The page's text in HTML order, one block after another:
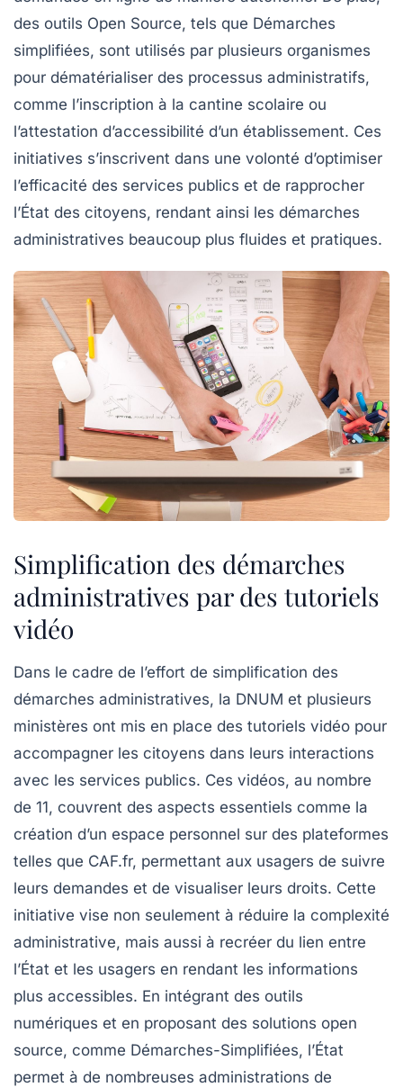
des outils Open Source, tels que Démarches
simplifiées, sont utilisés par plusieurs organismes
pour dématérialiser des processus administratifs,
comme l’inscription à la cantine scolaire ou
l’attestation d’accessibilité d’un établissement. Ces
initiatives s’inscrivent dans une volonté d’optimiser
l’efficacité des services publics et de rapprocher
l’État des citoyens, rendant ainsi les démarches
administratives beaucoup plus fluides et pratiques.
Simplification des démarches
administratives par des tutoriels
vidéo
Dans le cadre de l’effort de simplification des
démarches administratives, la DNUM et plusieurs
ministères ont mis en place des tutoriels vidéo pour
accompagner les citoyens dans leurs interactions
avec les services publics. Ces vidéos, au nombre
de 11, couvrent des aspects essentiels comme la
création d’un espace personnel sur des plateformes
telles que CAF.fr, permettant aux usagers de suivre
leurs demandes et de visualiser leurs droits. Cette
initiative vise non seulement à réduire la complexité
administrative, mais aussi à recréer du lien entre
l’État et les usagers en rendant les informations
plus accessibles. En intégrant des outils
numériques et en proposant des solutions open
source, comme Démarches-Simplifiées, l’État
permet à de nombreuses administrations de